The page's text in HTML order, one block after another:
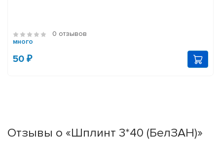
0 отзывов
много
50 ₽
Отзывы о «Шплинт 3*40 (БелЗАН)»